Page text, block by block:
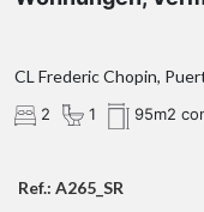
CL Frederic Chopin,
2 1 95m2
Ref.: A265_SR